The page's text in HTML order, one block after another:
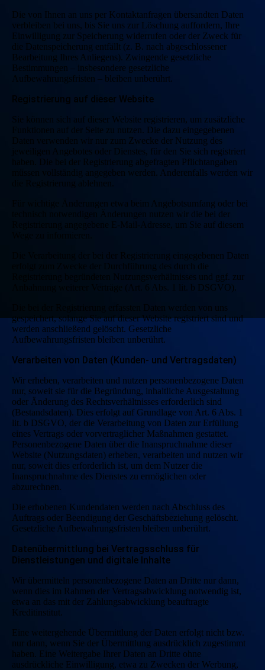
Die von Ihnen an uns per Kontaktanfragen übersandten Daten
verbleiben bei uns, bis Sie uns zur Löschung auffordern, Ihre
Einwilligung zur Speicherung widerrufen oder der Zweck für
die Datenspeicherung entfällt (z. B. nach abgeschlossener
Bearbeitung Ihres Anliegens). Zwingende gesetzliche
Bestimmungen – insbesondere gesetzliche
Aufbewahrungsfristen – bleiben unberührt.
Registrierung auf dieser Website
Sie können sich auf dieser Website registrieren, um zusätzliche
Funktionen auf der Seite zu nutzen. Die dazu eingegebenen
Daten verwenden wir nur zum Zwecke der Nutzung des
jeweiligen Angebotes oder Dienstes, für den Sie sich registriert
haben. Die bei der Registrierung abgefragten Pflichtangaben
müssen vollständig angegeben werden. Anderenfalls werden wir
die Registrierung ablehnen.
Für wichtige Änderungen etwa beim Angebotsumfang oder bei
technisch notwendigen Änderungen nutzen wir die bei der
Registrierung angegebene E-Mail-Adresse, um Sie auf diesem
Die Verarbeitung der bei der Registrierung eingegebenen Daten
erfolgt zum Zwecke der Durchführung des durch die
Registrierung begründeten Nutzungsverhältnisses und ggf. zur
Anbahnung weiterer Verträge (Art. 6 Abs. 1 lit. b DSGVO).
Die bei der Registrierung erfassten Daten werden von uns
gespeichert, solange Sie auf dieser Website registriert sind und
werden anschließend gelöscht. Gesetzliche
Aufbewahrungsfristen bleiben unberührt.
Verarbeiten von Daten (Kunden- und Vertragsdaten)
Wir erheben, verarbeiten und nutzen personenbezogene Daten
nur, soweit sie für die Begründung, inhaltliche Ausgestaltung
oder Änderung des Rechtsverhältnisses erforderlich sind
(Bestandsdaten). Dies erfolgt auf Grundlage von Art. 6 Abs. 1
lit. b DSGVO, der die Verarbeitung von Daten zur Erfüllung
eines Vertrags oder vorvertraglicher Maßnahmen gestattet.
Personenbezogene Daten über die Inanspruchnahme dieser
Website (Nutzungsdaten) erheben, verarbeiten und nutzen wir
nur, soweit dies erforderlich ist, um dem Nutzer die
Inanspruchnahme des Dienstes zu ermöglichen oder
abzurechnen.
Die erhobenen Kundendaten werden nach Abschluss des
Auftrags oder Beendigung der Geschäftsbeziehung gelöscht.
Gesetzliche Aufbewahrungsfristen bleiben unberührt.
Datenübermittlung bei Vertragsschluss für
Dienstleistungen und digitale Inhalte
Wir übermitteln personenbezogene Daten an Dritte nur dann,
wenn dies im Rahmen der Vertragsabwicklung notwendig ist,
etwa an das mit der Zahlungsabwicklung beauftragte
Kreditinstitut.
Eine weitergehende Übermittlung der Daten erfolgt nicht bzw.
nur dann, wenn Sie der Übermittlung ausdrücklich zugestimmt
haben. Eine Weitergabe Ihrer Daten an Dritte ohne
ausdrückliche Einwilligung, etwa zu Zwecken der Werbung,